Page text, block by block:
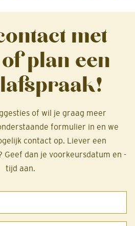
met
plan een
of wil je graag meer
formulier in en we
contact op. Liever een
Geef dan je voorkeursdatum en -
tijd aan.